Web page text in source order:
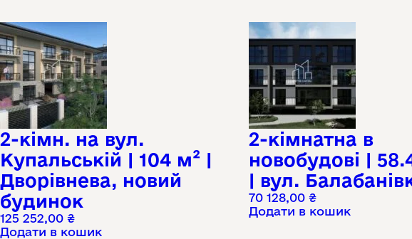
2-кімн. на вул.
Купальській | 104 м² |
Дворівнева, новий
будинок
125 252,00 ₴
Додати в кошик
2-кімнатна в
новобудові |
| вул.
70 128,00 ₴
Додати в кошик